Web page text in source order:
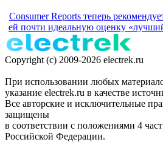
Consumer Reports теперь
ей почти идеальную оценку
Copyright (c) 2009-2026 electrek.ru
При использовании любых
указание electrek.ru в качестве
Все авторские и исключительные
защищены
в соответствии с положениями 4
Российской Федерации.